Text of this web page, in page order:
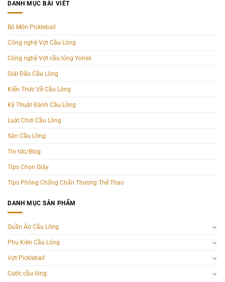
DANH MỤC BÀI VIẾT
Bộ Môn Pickleball
Công nghệ Vợt Cầu Lông
Công nghệ Vợt cầu lông Yonex
Giải Đấu Cầu Lông
Kiến Thức Về Cầu Lông
Kỹ Thuật Đánh Cầu Lông
Luật Chơi Cầu Lông
Sân Cầu Lông
Tin tức/Blog
Tips Chọn Giày
Tips Phòng Chống Chấn Thương Thể Thao
DANH MỤC SẢN PHẨM
Quần Áo Cầu Lông
Phụ Kiện Cầu Lông
Vợt Pickleball
Cước cầu lông